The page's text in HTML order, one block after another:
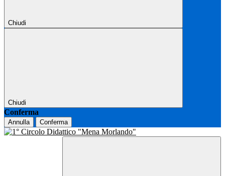
Chiudi
Chiudi
Conferma
Annulla Conferma